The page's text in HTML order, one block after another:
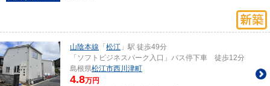
山陰本線 「 松江 」駅 徒歩49分
「ソフトビジネスパーク入口」バス停下車 徒歩12分
島根県松江市西川津町
4.8万円